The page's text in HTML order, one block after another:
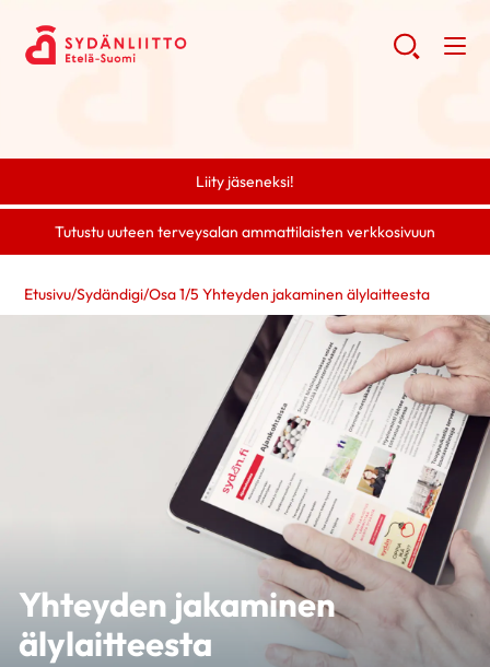
Liity jäseneksi!
Tutustu uuteen terveysalan ammattilaisten verkkosivuun
Etusivu/Sydändigi/Osa 1/5 Yhteyden jakaminen älylaitteesta
Yhteyden jakaminen
älylaitteesta